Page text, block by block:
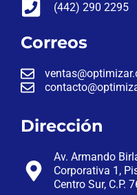
(442) 290 2295
Correos
Dirección
Av. Armando
Corporativa 1,
Centro Sur, C.P.